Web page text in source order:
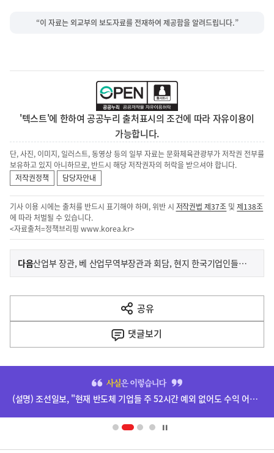
“이 자료는 외교부의 보도자료를 전재하여 제공함을 알려드립니다.”
'텍스트'에 한하여 공공누리 출처표시의 조건에 따라 자유이용이
가능합니다.
단, 사진, 이미지, 일러스트, 동영상 등의 일부 자료는 문화체육관광부가 저작권 전부를
보유하고 있지 아니하므로, 반드시 해당 저작권자의 허락을 받으셔야 합니다.
저작권정책
담당자안내
기사 이용 시에는 출처를 반드시 표기해야 하며, 위반 시 저작권법 제37조 및제138조
에 따라 처벌될 수 있습니다.
<자료출처=정책브리핑 www.korea.kr>
이
전
다
음
다음기
산업부 장관, 베 산업무역부장관과 회담, 현지 한국기업인들과 대미(對美)통상 현안 논의
공유
열
기
댓글보기
영
(설명) 조선일보, "현재 반도체 기업들 주 52시간 예외 없어도 수익 어마어마하더라" 기사 등 관련